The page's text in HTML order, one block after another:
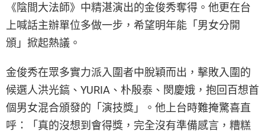
《陰間大法師》中精湛演出的金俊秀奪得。他更在台
上喊話主辦單位多做一步，希望明年能「男女分開
頒」掀起熱議。
金俊秀在眾多實力派入圍者中脫穎而出，擊敗入圍的
候選人洪光鎬、YURIA、朴殷泰、閔慶娥，抱回百想首
個男女混合頒發的「演技獎」。他上台時難掩驚喜直
呼：「真的沒想到會得獎，完全沒有準備感言，糟糕